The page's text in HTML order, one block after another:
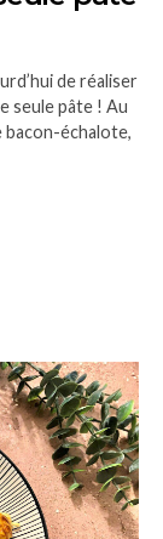
de réaliser
seule pâte ! Au
bacon-échalote,